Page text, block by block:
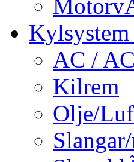
AC /
Kilrem
Olje/